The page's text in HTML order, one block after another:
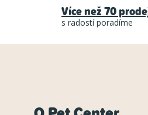
Více než 70
s radostí poradíme